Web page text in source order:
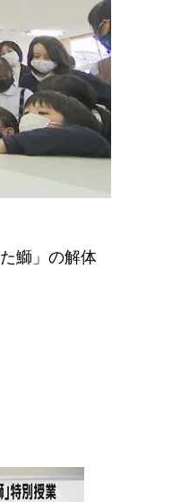
鰤」の解体